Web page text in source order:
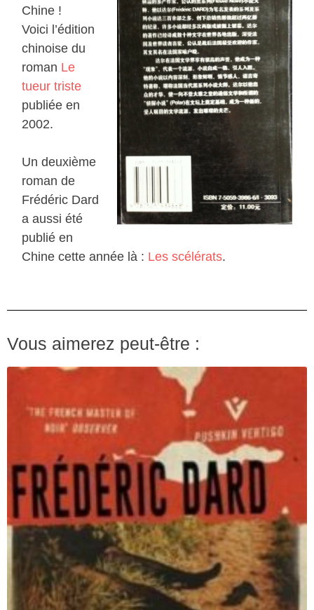
Chine !
Voici l’édition
chinoise du
roman Le
tueur triste
publiée en
2002.
Un deuxième
roman de
Frédéric Dard
a aussi été
publié en
Chine cette année là : Les scélérats.
Vous aimerez peut-être :